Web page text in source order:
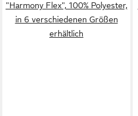
"Harmony Flex", 100% Polyester,
in 6 verschiedenen Größen
erhältlich